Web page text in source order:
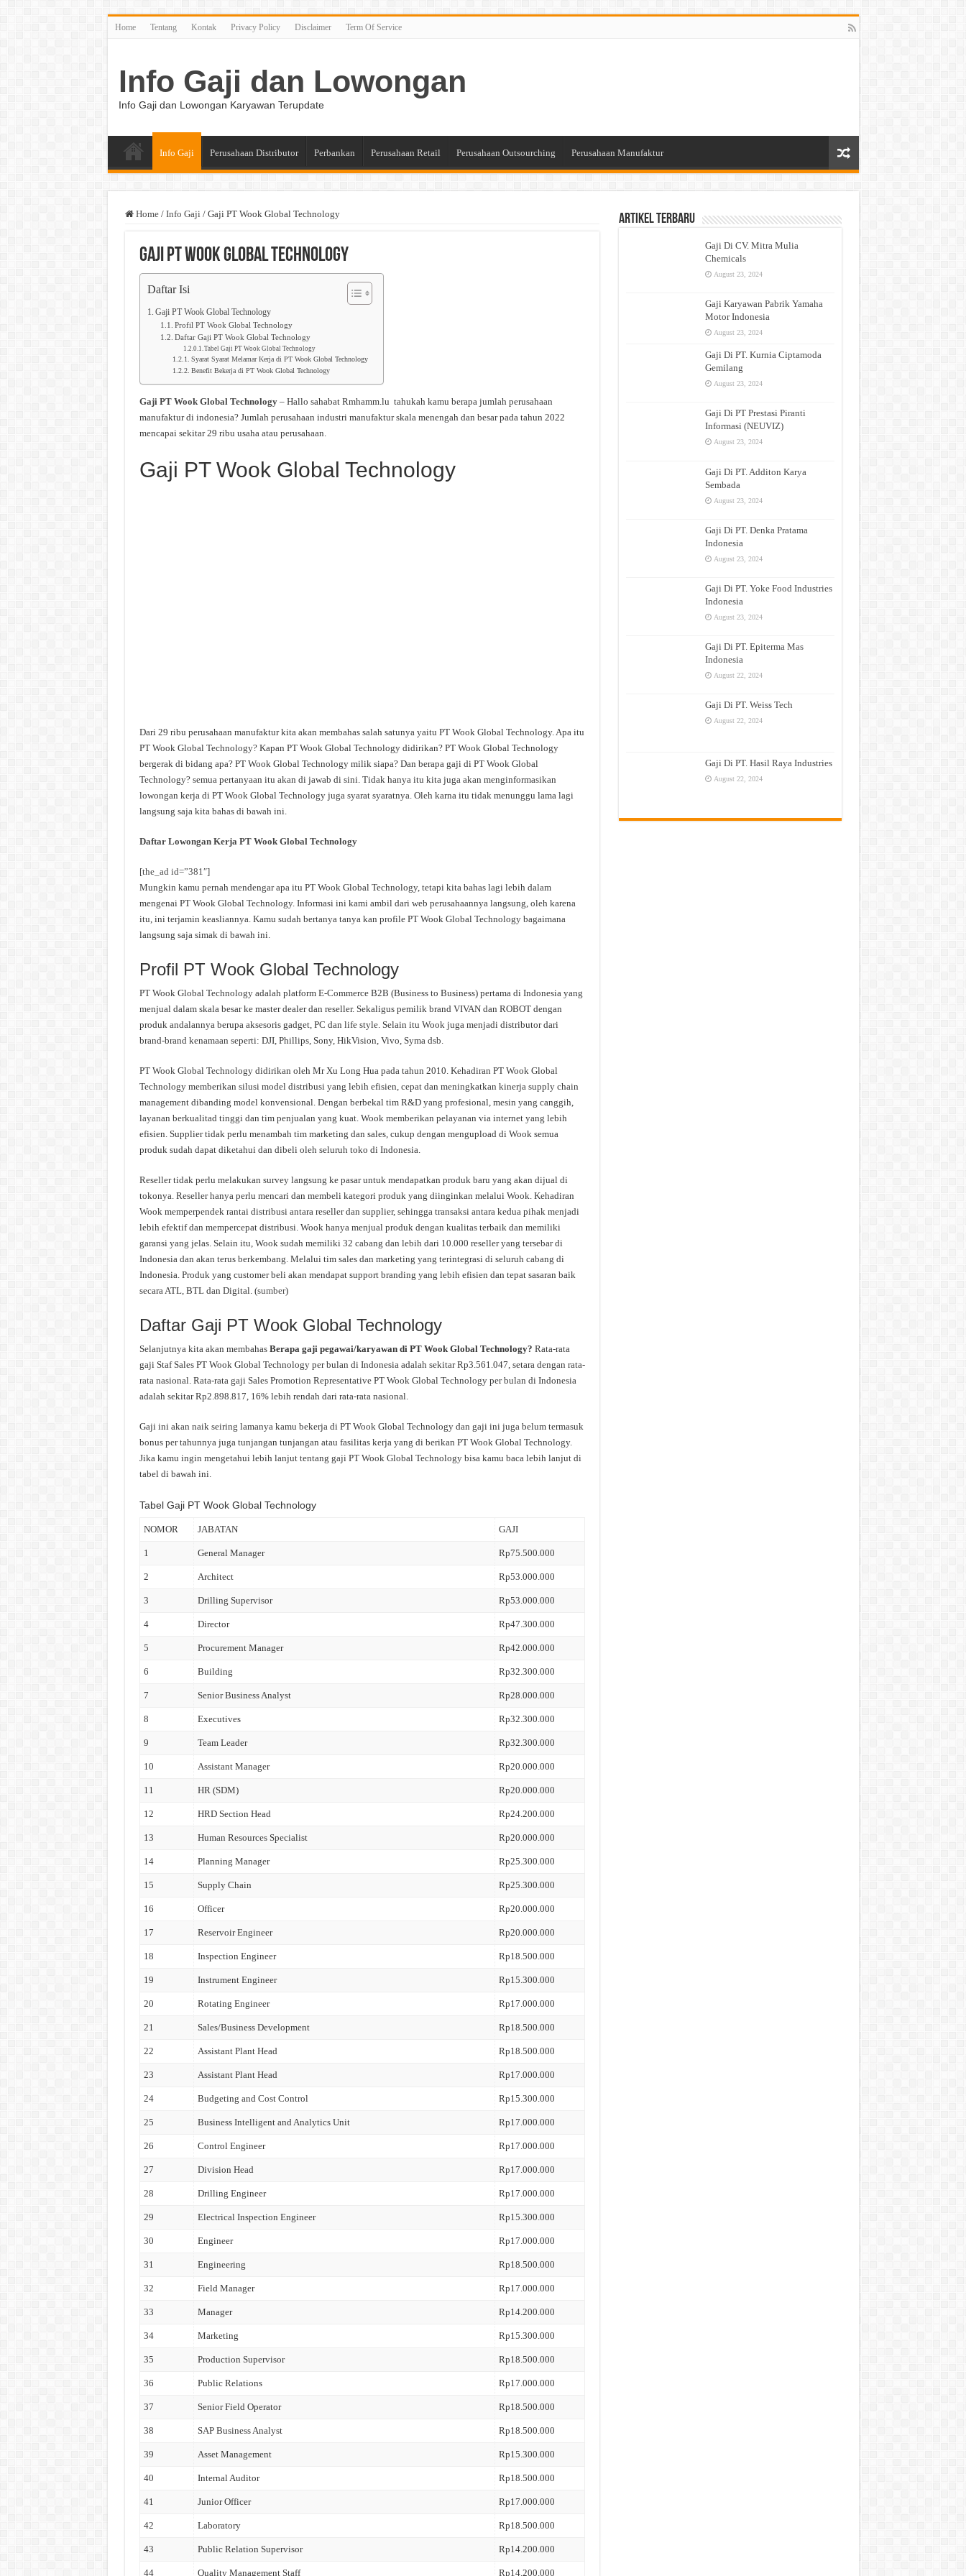
Home Tentang Kontak Privacy Policy Disclaimer Term Of Service
Info Gaji dan Lowongan
Info Gaji dan Lowongan Karyawan Terupdate
Info Gaji Perusahaan Distributor Perbankan Perusahaan Retail Perusahaan Outsourching Perusahaan Manufaktur
Home / Info Gaji / Gaji PT Wook Global Technology
Gaji PT Wook Global Technology
Daftar Isi
Gaji PT Wook Global Technology
Profil PT Wook Global Technology
Daftar Gaji PT Wook Global Technology
Tabel Gaji PT Wook Global Technology
Syarat Syarat Melamar Kerja di PT Wook Global Technology
Benefit Bekerja di PT Wook Global Technology
Gaji PT Wook Global Technology – Hallo sahabat Rmhamm.lu tahukah kamu berapa jumlah perusahaan
manufaktur di indonesia? Jumlah perusahaan industri manufaktur skala menengah dan besar pada tahun 2022
mencapai sekitar 29 ribu usaha atau perusahaan.
Gaji PT Wook Global Technology
Dari 29 ribu perusahaan manufaktur kita akan membahas salah satunya yaitu PT Wook Global Technology. Apa itu
PT Wook Global Technology? Kapan PT Wook Global Technology didirikan? PT Wook Global Technology
bergerak di bidang apa? PT Wook Global Technology milik siapa? Dan berapa gaji di PT Wook Global
Technology? semua pertanyaan itu akan di jawab di sini. Tidak hanya itu kita juga akan menginformasikan
lowongan kerja di PT Wook Global Technology juga syarat syaratnya. Oleh karna itu tidak menunggu lama lagi
langsung saja kita bahas di bawah ini.
Daftar Lowongan Kerja PT Wook Global Technology
[the_ad id=”381″]
Mungkin kamu pernah mendengar apa itu PT Wook Global Technology, tetapi kita bahas lagi lebih dalam
mengenai PT Wook Global Technology. Informasi ini kami ambil dari web perusahaannya langsung, oleh karena
itu, ini terjamin keasliannya. Kamu sudah bertanya tanya kan profile PT Wook Global Technology bagaimana
langsung saja simak di bawah ini.
Profil PT Wook Global Technology
PT Wook Global Technology adalah platform E-Commerce B2B (Business to Business) pertama di Indonesia yang
menjual dalam skala besar ke master dealer dan reseller. Sekaligus pemilik brand VIVAN dan ROBOT dengan
produk andalannya berupa aksesoris gadget, PC dan life style. Selain itu Wook juga menjadi distributor dari
brand-brand kenamaan seperti: DJI, Phillips, Sony, HikVision, Vivo, Syma dsb.
PT Wook Global Technology didirikan oleh Mr Xu Long Hua pada tahun 2010. Kehadiran PT Wook Global
Technology memberikan silusi model distribusi yang lebih efisien, cepat dan meningkatkan kinerja supply chain
management dibanding model konvensional. Dengan berbekal tim R&D yang profesional, mesin yang canggih,
layanan berkualitad tinggi dan tim penjualan yang kuat. Wook memberikan pelayanan via internet yang lebih
efisien. Supplier tidak perlu menambah tim marketing dan sales, cukup dengan mengupload di Wook semua
produk sudah dapat diketahui dan dibeli oleh seluruh toko di Indonesia.
Reseller tidak perlu melakukan survey langsung ke pasar untuk mendapatkan produk baru yang akan dijual di
tokonya. Reseller hanya perlu mencari dan membeli kategori produk yang diinginkan melalui Wook. Kehadiran
Wook memperpendek rantai distribusi antara reseller dan supplier, sehingga transaksi antara kedua pihak menjadi
lebih efektif dan mempercepat distribusi. Wook hanya menjual produk dengan kualitas terbaik dan memiliki
garansi yang jelas. Selain itu, Wook sudah memiliki 32 cabang dan lebih dari 10.000 reseller yang tersebar di
Indonesia dan akan terus berkembang. Melalui tim sales dan marketing yang terintegrasi di seluruh cabang di
Indonesia. Produk yang customer beli akan mendapat support branding yang lebih efisien dan tepat sasaran baik
secara ATL, BTL dan Digital. (sumber)
Daftar Gaji PT Wook Global Technology
Selanjutnya kita akan membahas Berapa gaji pegawai/karyawan di PT Wook Global Technology? Rata-rata
gaji Staf Sales PT Wook Global Technology per bulan di Indonesia adalah sekitar Rp3.561.047, setara dengan rata-
rata nasional. Rata-rata gaji Sales Promotion Representative PT Wook Global Technology per bulan di Indonesia
adalah sekitar Rp2.898.817, 16% lebih rendah dari rata-rata nasional.
Gaji ini akan naik seiring lamanya kamu bekerja di PT Wook Global Technology dan gaji ini juga belum termasuk
bonus per tahunnya juga tunjangan tunjangan atau fasilitas kerja yang di berikan PT Wook Global Technology.
Jika kamu ingin mengetahui lebih lanjut tentang gaji PT Wook Global Technology bisa kamu baca lebih lanjut di
tabel di bawah ini.
Tabel Gaji PT Wook Global Technology
NOMOR JABATAN GAJI
1 General Manager Rp75.500.000
2 Architect Rp53.000.000
3 Drilling Supervisor Rp53.000.000
4 Director Rp47.300.000
5 Procurement Manager Rp42.000.000
6 Building Rp32.300.000
7 Senior Business Analyst Rp28.000.000
8 Executives Rp32.300.000
9 Team Leader Rp32.300.000
10 Assistant Manager Rp20.000.000
11 HR (SDM) Rp20.000.000
12 HRD Section Head Rp24.200.000
13 Human Resources Specialist Rp20.000.000
14 Planning Manager Rp25.300.000
15 Supply Chain Rp25.300.000
16 Officer Rp20.000.000
17 Reservoir Engineer Rp20.000.000
18 Inspection Engineer Rp18.500.000
19 Instrument Engineer Rp15.300.000
20 Rotating Engineer Rp17.000.000
21 Sales/Business Development Rp18.500.000
22 Assistant Plant Head Rp18.500.000
23 Assistant Plant Head Rp17.000.000
24 Budgeting and Cost Control Rp15.300.000
25 Business Intelligent and Analytics Unit Rp17.000.000
26 Control Engineer Rp17.000.000
27 Division Head Rp17.000.000
28 Drilling Engineer Rp17.000.000
29 Electrical Inspection Engineer Rp15.300.000
30 Engineer Rp17.000.000
31 Engineering Rp18.500.000
32 Field Manager Rp17.000.000
33 Manager Rp14.200.000
34 Marketing Rp15.300.000
35 Production Supervisor Rp18.500.000
36 Public Relations Rp17.000.000
37 Senior Field Operator Rp18.500.000
38 SAP Business Analyst Rp18.500.000
39 Asset Management Rp15.300.000
40 Internal Auditor Rp18.500.000
41 Junior Officer Rp17.000.000
42 Laboratory Rp18.500.000
43 Public Relation Supervisor Rp14.200.000
44 Quality Management Staff Rp14.200.000
Artikel Terbaru
Gaji Di CV. Mitra Mulia
Chemicals
August 23, 2024
Gaji Karyawan Pabrik Yamaha
Motor Indonesia
August 23, 2024
Gaji Di PT. Kurnia Ciptamoda
Gemilang
August 23, 2024
Gaji Di PT Prestasi Piranti
Informasi (NEUVIZ)
August 23, 2024
Gaji Di PT. Additon Karya
Sembada
August 23, 2024
Gaji Di PT. Denka Pratama
Indonesia
August 23, 2024
Gaji Di PT. Yoke Food Industries
Indonesia
August 23, 2024
Gaji Di PT. Epiterma Mas
Indonesia
August 22, 2024
Gaji Di PT. Weiss Tech
August 22, 2024
Gaji Di PT. Hasil Raya Industries
August 22, 2024